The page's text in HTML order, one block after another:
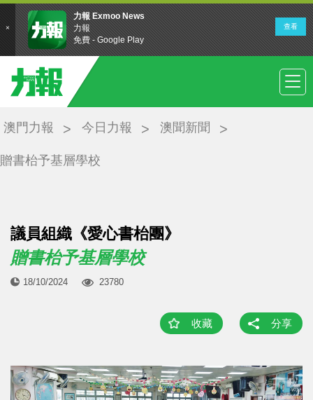
澳門力報 今日力報 澳聞新聞
贈書枱予基層學校
議員組織《愛心書枱團》
贈書枱予基層學校
18/10/2024 23780
收藏 分享